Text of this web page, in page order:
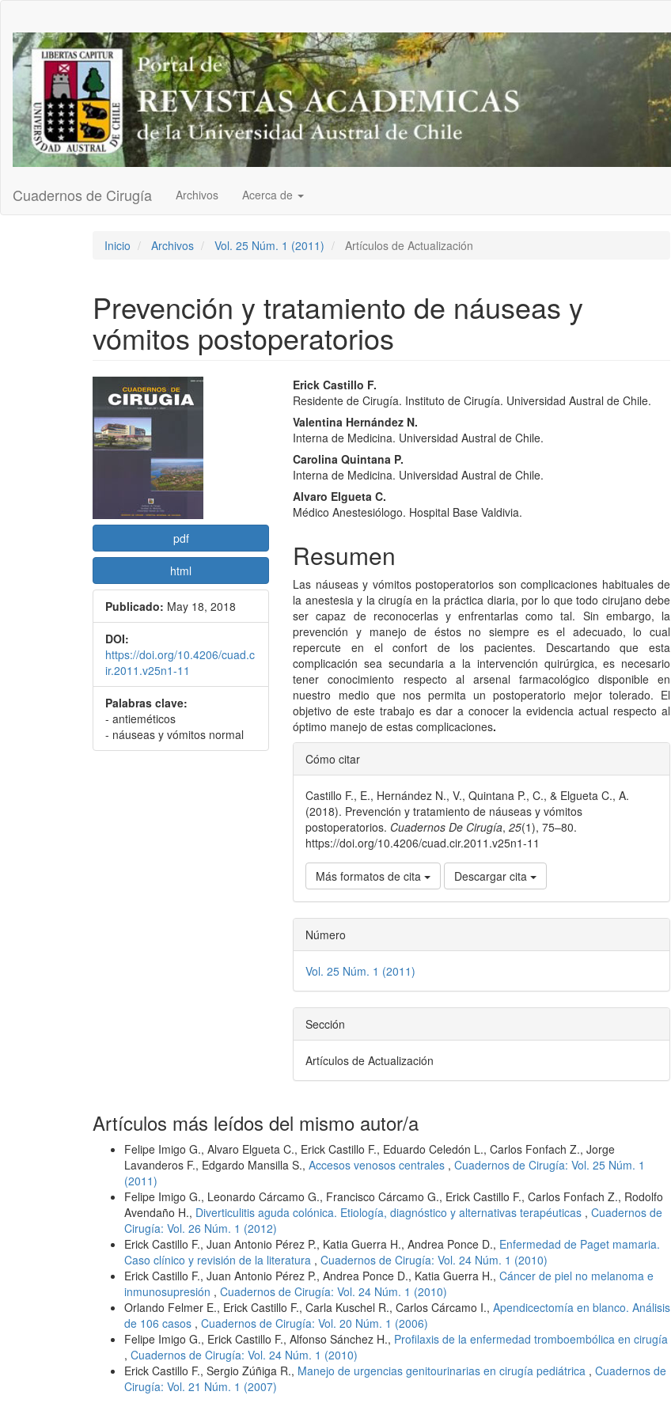
Contenido
principal
Barra
lateral
Cuadernos de Cirugía Archivos Acerca de
Inicio Archivos Vol. 25 Núm. 1 (2011) Artículos de Actualización
Prevención y tratamiento de náuseas y
vómitos postoperatorios
Barra
lateral
del
artículo
pdf
html
Publicado: May 18, 2018
DOI:
https://doi.org/10.4206/cuad.c
ir.2011.v25n1-11
Palabras clave:
- antieméticos
- náuseas y vómitos normal
Contenido
principal
del
artículo
Erick Castillo F.
Residente de Cirugía. Instituto de Cirugía. Universidad Austral de Chile.
Valentina Hernández N.
Interna de Medicina. Universidad Austral de Chile.
Carolina Quintana P.
Interna de Medicina. Universidad Austral de Chile.
Alvaro Elgueta C.
Médico Anestesiólogo. Hospital Base Valdivia.
Resumen
Las náuseas y vómitos postoperatorios son complicaciones habituales de
la anestesia y la cirugía en la práctica diaria, por lo que todo cirujano debe
ser capaz de reconocerlas y enfrentarlas como tal. Sin embargo, la
prevención y manejo de éstos no siempre es el adecuado, lo cual
repercute en el confort de los pacientes. Descartando que esta
complicación sea secundaria a la intervención quirúrgica, es necesario
tener conocimiento respecto al arsenal farmacológico disponible en
nuestro medio que nos permita un postoperatorio mejor tolerado. El
objetivo de este trabajo es dar a conocer la evidencia actual respecto al
óptimo manejo de estas complicaciones.
Detalles
del
artículo
Cómo citar
Castillo F., E., Hernández N., V., Quintana P., C., & Elgueta C., A.
(2018). Prevención y tratamiento de náuseas y vómitos
postoperatorios. Cuadernos De Cirugía,25(1), 75–80.
https://doi.org/10.4206/cuad.cir.2011.v25n1-11
Más formatos de cita Descargar cita
Número
Vol. 25 Núm. 1 (2011)
Sección
Artículos de Actualización
Artículos más leídos del mismo autor/a
Felipe Imigo G., Alvaro Elgueta C., Erick Castillo F., Eduardo Celedón L., Carlos Fonfach Z., Jorge
Lavanderos F., Edgardo Mansilla S., Accesos venosos centrales , Cuadernos de Cirugía: Vol. 25 Núm. 1
(2011)
Felipe Imigo G., Leonardo Cárcamo G., Francisco Cárcamo G., Erick Castillo F., Carlos Fonfach Z., Rodolfo
Avendaño H., Diverticulitis aguda colónica. Etiología, diagnóstico y alternativas terapéuticas , Cuadernos de
Cirugía: Vol. 26 Núm. 1 (2012)
Erick Castillo F., Juan Antonio Pérez P., Katia Guerra H., Andrea Ponce D., Enfermedad de Paget mamaria.
Caso clínico y revisión de la literatura , Cuadernos de Cirugía: Vol. 24 Núm. 1 (2010)
Erick Castillo F., Juan Antonio Pérez P., Andrea Ponce D., Katia Guerra H., Cáncer de piel no melanoma e
inmunosupresión , Cuadernos de Cirugía: Vol. 24 Núm. 1 (2010)
Orlando Felmer E., Erick Castillo F., Carla Kuschel R., Carlos Cárcamo I., Apendicectomía en blanco. Análisis
de 106 casos , Cuadernos de Cirugía: Vol. 20 Núm. 1 (2006)
Felipe Imigo G., Erick Castillo F., Alfonso Sánchez H., Profilaxis de la enfermedad tromboembólica en cirugía
, Cuadernos de Cirugía: Vol. 24 Núm. 1 (2010)
Erick Castillo F., Sergio Zúñiga R., Manejo de urgencias genitourinarias en cirugía pediátrica , Cuadernos de
Cirugía: Vol. 21 Núm. 1 (2007)